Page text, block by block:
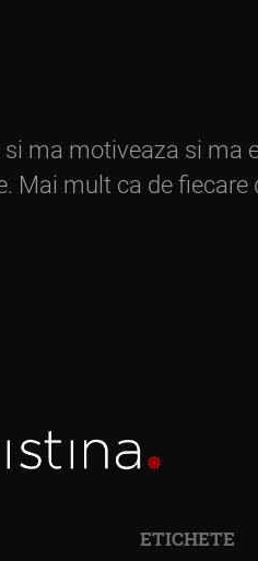
si ma motiveaza si ma
Mai mult ca de fiecare
ETICHETE